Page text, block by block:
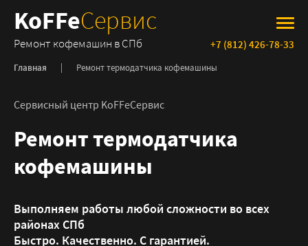
KoFFeСервис
Ремонт кофемашин в СПб +7 (812) 426-78-33
Главная Ремонт термодатчика кофемашины
Сервисный центр KoFFeСервис
Ремонт термодатчика
кофемашины
Выполняем работы любой сложности во всех
районах СПб
Быстро. Качественно. С гарантией.